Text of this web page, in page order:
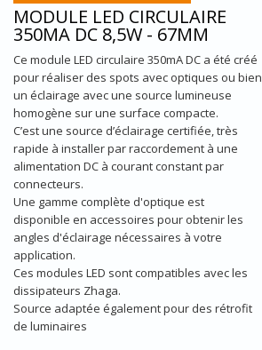
MODULE LED CIRCULAIRE
350MA DC 8,5W - 67MM
Ce module LED circulaire 350mA DC a été créé
pour réaliser des spots avec optiques ou bien
un éclairage avec une source lumineuse
homogène sur une surface compacte.
C’est une source d’éclairage certifiée, très
rapide à installer par raccordement à une
alimentation DC à courant constant par
connecteurs.
Une gamme complète d'optique est
disponible en accessoires pour obtenir les
angles d'éclairage nécessaires à votre
application.
Ces modules LED sont compatibles avec les
dissipateurs Zhaga.
Source adaptée également pour des rétrofit
de luminaires